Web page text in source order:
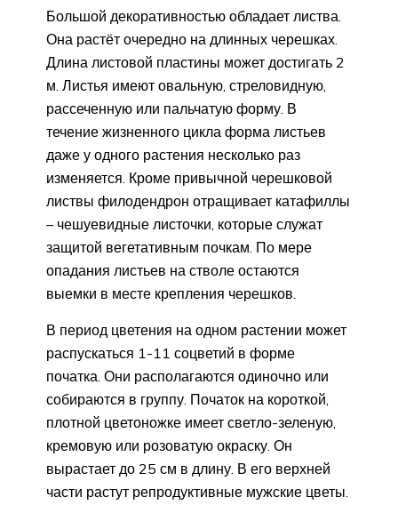
Большой декоративностью обладает листва.
Она растёт очередно на длинных черешках.
Длина листовой пластины может достигать 2
м. Листья имеют овальную, стреловидную,
рассеченную или пальчатую форму. В
течение жизненного цикла форма листьев
даже у одного растения несколько раз
изменяется. Кроме привычной черешковой
листвы филодендрон отращивает катафиллы
– чешуевидные листочки, которые служат
защитой вегетативным почкам. По мере
опадания листьев на стволе остаются
выемки в месте крепления черешков.
В период цветения на одном растении может
распускаться 1-11 соцветий в форме
початка. Они располагаются одиночно или
собираются в группу. Початок на короткой,
плотной цветоножке имеет светло-зеленую,
кремовую или розоватую окраску. Он
вырастает до 25 см в длину. В его верхней
части растут репродуктивные мужские цветы.